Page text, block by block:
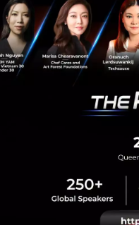
Techsauce Media
About Techsauce
Techsauce Services
Privacy Policy
ส่งบทความ
Techsauce Global Summit